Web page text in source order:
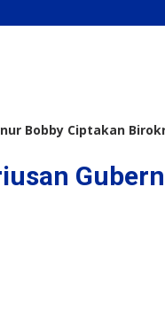
Bobby Ciptakan